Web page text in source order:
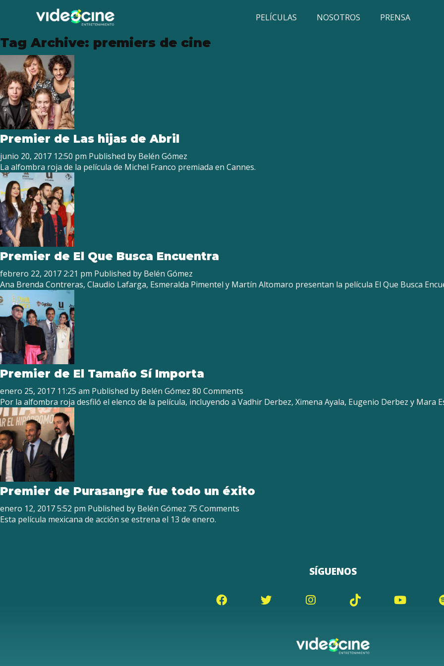
PELÍCULAS NOSOTROS PRENSA
Tag Archive: premiers de cine
Premier de Las hijas de Abril
junio 20, 2017 12:50 pm Published by Belén Gómez
La alfombra roja de la película de Michel Franco premiada en Cannes.
Premier de El Que Busca Encuentra
febrero 22, 2017 2:21 pm Published by Belén Gómez
Ana Brenda Contreras, Claudio Lafarga, Esmeralda Pimentel y Martín Altomaro presentan la película El Que Busca
Premier de El Tamaño Sí Importa
enero 25, 2017 11:25 am Published by Belén Gómez 80 Comments
Por la alfombra roja desfiló el elenco de la película, incluyendo a Vadhir Derbez, Ximena Ayala, Eugenio Derbez y Mara
Premier de Purasangre fue todo un éxito
enero 12, 2017 5:52 pm Published by Belén Gómez 75 Comments
Esta película mexicana de acción se estrena el 13 de enero.
SÍGUENOS